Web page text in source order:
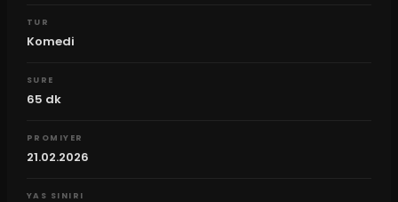
TUR
Komedi
SURE
65 dk
PROMIYER
21.02.2026
YAS SINIRI